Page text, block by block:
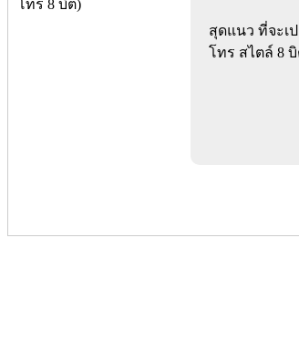
สุดแนว ที่จะเ
โทร สไตล์ 8